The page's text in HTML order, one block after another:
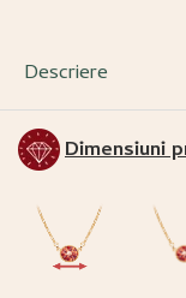
Descriere
Dimensiuni